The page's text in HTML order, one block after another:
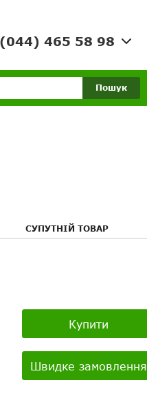
465 58 98
Пошук
СУПУТНІЙ ТОВАР
Купити
Швидке замовлення